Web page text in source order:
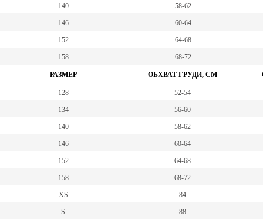
140 58-62
146 60-64
152 64-68
158 68-72
РАЗМЕР ОБХВАТ ГРУДИ, СМ
128 52-54
134 56-60
140 58-62
146 60-64
152 64-68
158 68-72
XS 84
S 88